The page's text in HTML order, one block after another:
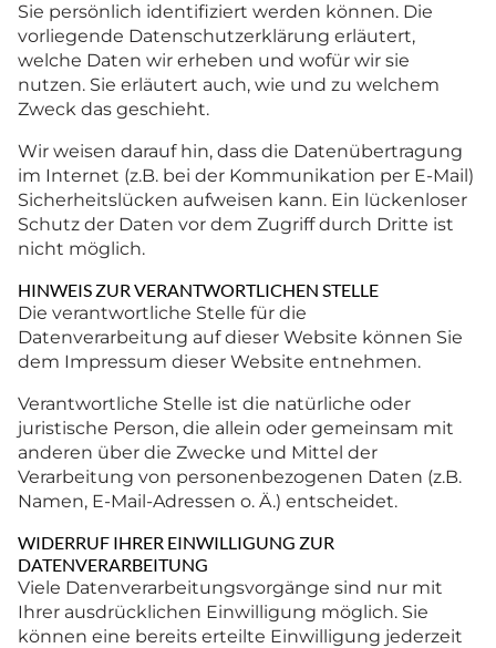
Sie persönlich identifiziert werden können. Die
vorliegende Datenschutzerklärung erläutert,
welche Daten wir erheben und wofür wir sie
nutzen. Sie erläutert auch, wie und zu welchem
Zweck das geschieht.
Wir weisen darauf hin, dass die Datenübertragung
im Internet (z.B. bei der Kommunikation per E-Mail)
Sicherheitslücken aufweisen kann. Ein lückenloser
Schutz der Daten vor dem Zugriff durch Dritte ist
nicht möglich.
HINWEIS ZUR VERANTWORTLICHEN STELLE
Die verantwortliche Stelle für die
Datenverarbeitung auf dieser Website können Sie
dem Impressum dieser Website entnehmen.
Verantwortliche Stelle ist die natürliche oder
juristische Person, die allein oder gemeinsam mit
anderen über die Zwecke und Mittel der
Verarbeitung von personenbezogenen Daten (z.B.
Namen, E-Mail-Adressen o. Ä.) entscheidet.
WIDERRUF IHRER EINWILLIGUNG ZUR
DATENVERARBEITUNG
Viele Datenverarbeitungsvorgänge sind nur mit
Ihrer ausdrücklichen Einwilligung möglich. Sie
können eine bereits erteilte Einwilligung jederzeit